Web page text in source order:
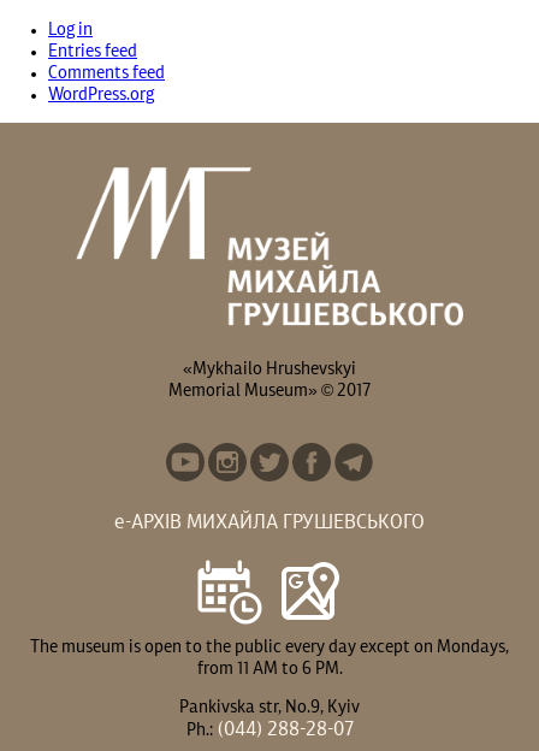
Log in
Entries feed
Comments feed
WordPress.org
«Mykhailo Hrushevskyi
Memorial Museum» © 2017
е-АРХІВ МИХАЙЛА ГРУШЕВСЬКОГО
The museum is open to the public every day except on Mondays,
from 11 AM to 6 PM.
Pankivska str, No.9, Kyiv
Ph.:(044) 288-28-07